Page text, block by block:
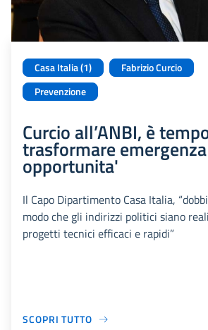
Casa Italia (1)
Fabrizio Curcio
Prevenzione
Curcio all’ANBI, è
trasformare
opportunita'
Il Capo Dipartimento Casa Italia,
modo che gli indirizzi politici siano
progetti tecnici efficaci e rapidi”
SCOPRI TUTTO